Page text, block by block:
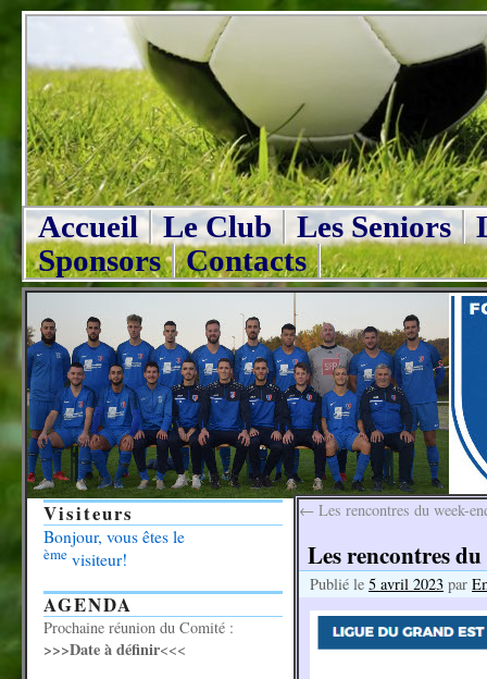
Accueil Le Club Les Seniors
Sponsors
Contacts
← Les rencontres du week-
Les rencontres
Publié le 5 avril 2023 par
Visiteurs
Bonjour, vous êtes le
ème visiteur!
AGENDA
Prochaine réunion du Comité :
>>>Date à définir<<<